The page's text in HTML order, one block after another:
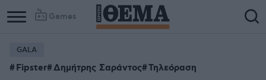
Games
GALA
Fipster Δημήτρης Σαράντος Τηλεόραση